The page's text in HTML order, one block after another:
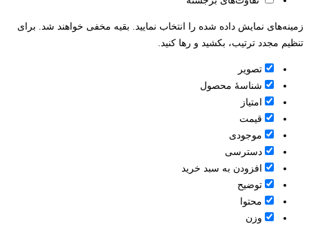
زمینه‌های نمایش داده شده را انتخاب نمایید. بقیه مخفی خواهند شد. برای
تنظیم مجدد ترتیب، بکشید و رها کنید.
تصویر
شناسۀ محصول
امتیاز
قيمت
موجودی
دسترسی
افزودن به سبد خرید
توضیح
محتوا
وزن